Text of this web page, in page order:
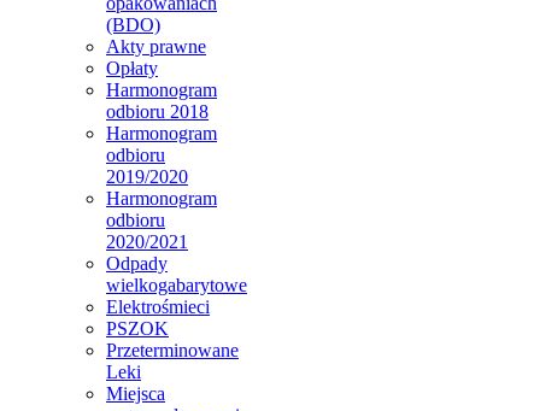
(BDO)
Akty prawne
Opłaty
Harmonogram
odbioru 2018
Harmonogram
odbioru
2019/2020
Harmonogram
odbioru
2020/2021
Odpady
wielkogabarytowe
Elektrośmieci
PSZOK
Przeterminowane
Leki
Miejsca